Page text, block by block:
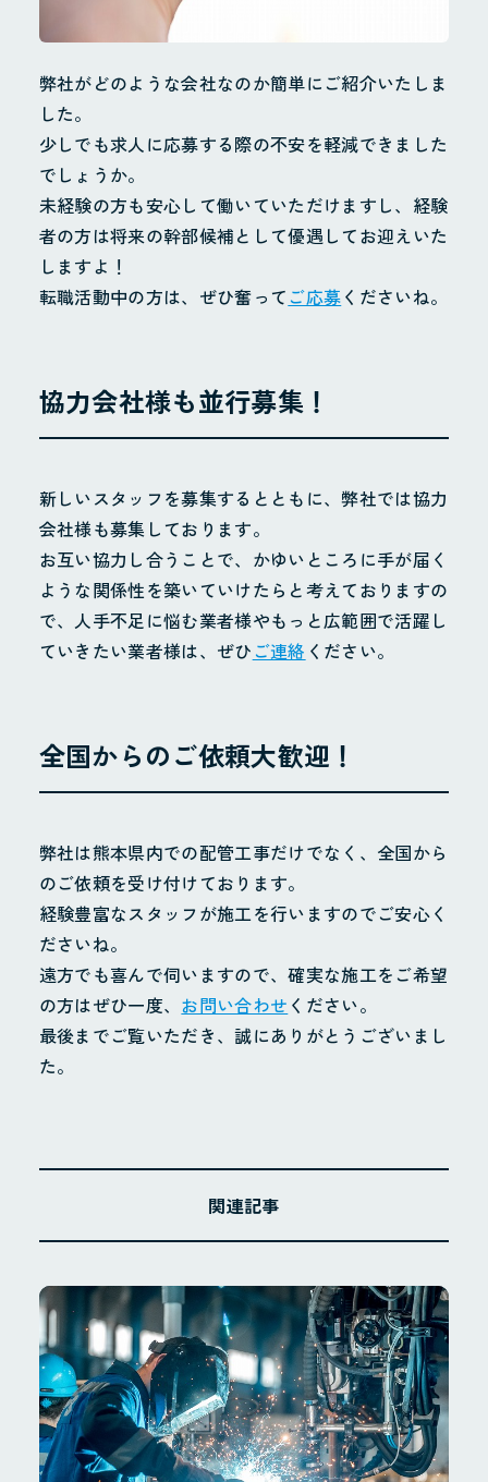
お知らせ
Instagram
会社概要
地域貢献・SDGs
業務案内
配管工事
配管製造
採用情報
お問合せ
個人情報保護方針
弊社がどのような会社なのか簡単にご紹介いたしま
した。
少しでも求人に応募する際の不安を軽減できました
でしょうか。
未経験の方も安心して働いていただけますし、経験
者の方は将来の幹部候補として優遇してお迎えいた
しますよ！
転職活動中の方は、ぜひ奮って ご応募くださいね。
協力会社様も並行募集！
新しいスタッフを募集するとともに、弊社では協力
会社様も募集しております。
お互い協力し合うことで、かゆいところに手が届く
ような関係性を築いていけたらと考えておりますの
で、人手不足に悩む業者様やもっと広範囲で活躍し
ていきたい業者様は、ぜひ ご連絡 ください。
全国からのご依頼大歓迎！
弊社は熊本県内での配管工事だけでなく、全国から
のご依頼を受け付けております。
経験豊富なスタッフが施工を行いますのでご安心く
ださいね。
遠方でも喜んで伺いますので、確実な施工をご希望
の方はぜひ一度、 お問い合わせ ください。
最後までご覧いただき、誠にありがとうございまし
た。
関連記事